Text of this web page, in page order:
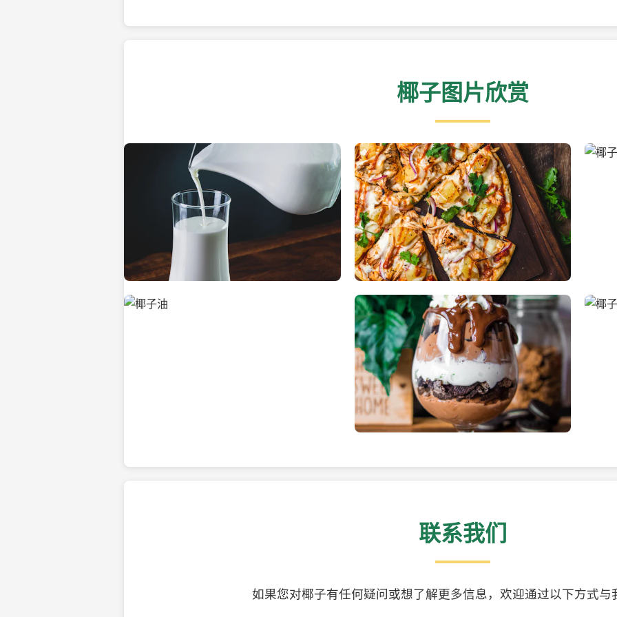
椰子图片欣赏
热带海滩上的椰子树 新鲜采摘的椰子 清凉
联系我们
如果您对椰子有任何疑问或想了解更多信息，欢迎通过以下方式与